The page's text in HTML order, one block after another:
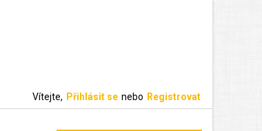
Vítejte, Přihlásit se nebo Registrovat